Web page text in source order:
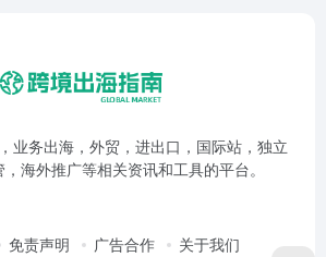
业务出海，外贸，进出口，国际站，独立
海外推广等相关资讯和工具的平台。
免责声明 广告合作 关于我们